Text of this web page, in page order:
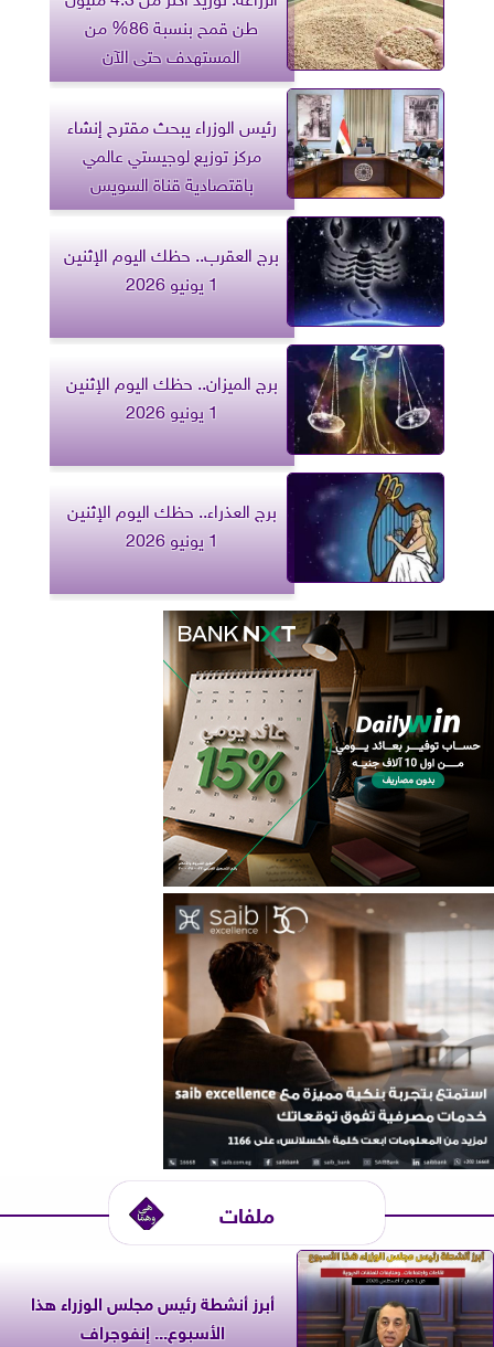
طن قمح بنسبة 86% من
المستهدف حتى الآن
رئيس الوزراء يبحث مقترح إنشاء
مركز توزيع لوجيستي عالمي
باقتصادية قناة السويس
برج العقرب.. حظك اليوم الإثنين
1 يونيو 2026
برج الميزان.. حظك اليوم الإثنين
1 يونيو 2026
برج العذراء.. حظك اليوم الإثنين
1 يونيو 2026
ملفات
أبرز أنشطة رئيس مجلس الوزراء هذا
الأسبوع... إنفوجراف